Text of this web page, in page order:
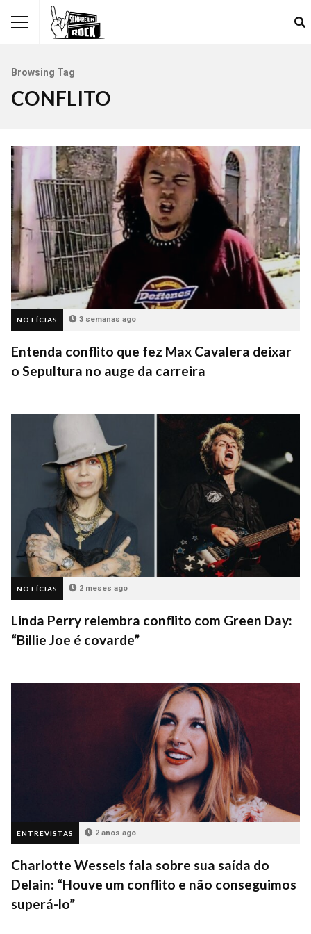
Browsing Tag
CONFLITO
NOTÍCIAS 3 semanas ago
Entenda conflito que fez Max Cavalera deixar
o Sepultura no auge da carreira
NOTÍCIAS 2 meses ago
Linda Perry relembra conflito com Green Day:
“Billie Joe é covarde”
ENTREVISTAS 2 anos ago
Charlotte Wessels fala sobre sua saída do
Delain: “Houve um conflito e não conseguimos
superá-lo”